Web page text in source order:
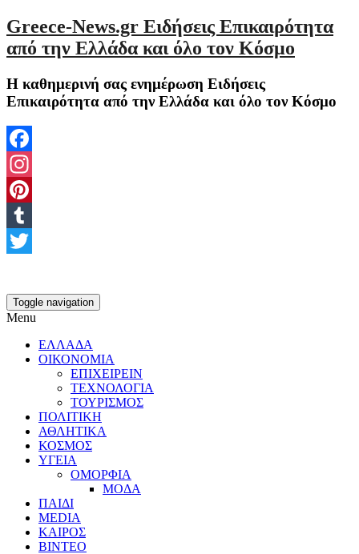
Greece-News.gr Ειδήσεις Επικαιρότητα
από την Ελλάδα και όλο τον Κόσμο
Η καθημερινή σας ενημέρωση Ειδήσεις
Επικαιρότητα από την Ελλάδα και όλο τον Κόσμο
Facebook
Instagram
Pinterest
Tumblr
Toggle navigation
Menu
ΕΛΛΑΔΑ
ΟΙΚΟΝΟΜΙΑ
ΕΠΙΧΕΙΡΕΙΝ
ΤΕΧΝΟΛΟΓΙΑ
ΤΟΥΡΙΣΜΟΣ
ΠΟΛΙΤΙΚΗ
ΑΘΛΗΤΙΚΑ
ΚΟΣΜΟΣ
ΥΓΕΙΑ
ΟΜΟΡΦΙΑ
ΜΟΔΑ
ΠΑΙΔΙ
MEDIA
ΚΑΙΡΟΣ
ΒΙΝΤΕΟ